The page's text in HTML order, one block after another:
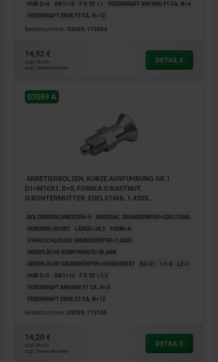
HUB S=4
SW1=10 F X 30°=1
FEDERKRAFT ANFANG F1 CA. N=4
FEDERKRAFT ENDE F2 CA. N=12
Bestellnummer: 03089-115004
14,92 €
zzgl. MwSt.
zzgl. Versandkosten
DETAILS
03089 A
ARRETIERBOLZEN, KURZE AUSFÜHRUNG GR.1
D1=M10X1, D=5, FORM:A O.RASTNUT,
O.KONTERMUTTER, EDELSTAHL 1.4305
BOLZENDURCHMESSER=5
MATERIAL GRUNDKÖRPER=EDELSTAHL
GEWINDE=M10X1
LÄNGE=34,5
FORM=A
STAHLSCHLÜSSEL GRUNDKÖRPER=1.4305
OBERFLÄCHE KOMPONENTE=BLANK
OBERFLÄCHE GRUNDKÖRPER=UNGEHÄRTET
D2=21 L1=8
L2=7
HUB S=5
SW1=13
F X 30°=1,3
FEDERKRAFT ANFANG F1 CA. N=5
FEDERKRAFT ENDE F2 CA. N=12
Bestellnummer: 03089-115105
14,20 €
zzgl. MwSt.
zzgl. Versandkosten
DETAILS